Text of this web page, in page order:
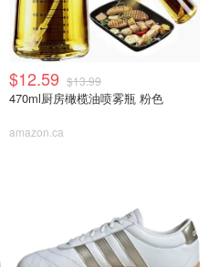
$12.59 $13.99
470ml厨房橄榄油喷雾瓶 粉色
amazon.ca